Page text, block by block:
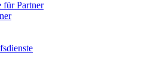
für Partner